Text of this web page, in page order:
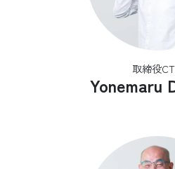
取締役
Yonemaru